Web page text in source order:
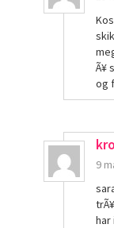
Ã¥
og
9
har